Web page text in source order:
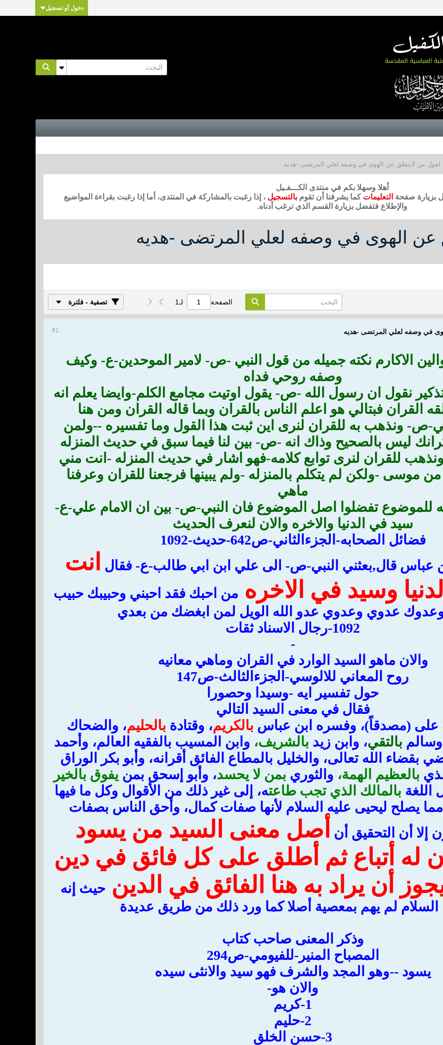
دخول أو تسجيل
لقول من لاينطق عن الهوى في وصفه لعلي المرتضى -هديه
أهلا وسهلا بكم في منتدى الكـــفـيل
بزيارة صفحة التعليمات كما يشرفنا أن تقوم بالتسجيل ، إذا رغبت بالمشاركة في المنتدى، أما إذا رغبت بقراءة المواضيع
والإطلاع فتفضل بزيارة القسم الذي ترغب أدناه.
عن الهوى في وصفه لعلي المرتضى -هديه
الصفحة لـ1 تصفية - فلترة
#1 في وصفه لعلي المرتضى -هديه
الاكارم نكته جميله من قول النبي -ص- لامير الموحدين-ع- وكيف
وصفه روحي فداه
نقول ان رسول الله -ص- يقول اوتيت مجامع الكلم-وايضا يعلم انه
القران فبتالي هو اعلم الناس بالقران وبما قاله القران ومن هنا
ص- ونذهب به للقران لنرى اين ثبت هذا القول وما تفسيره --ولمن
ليس بالصحيح وذاك انه -ص- بين لنا فيما سبق في حديث المنزله
للقران لنرى توابع كلامه-فهو اشار في حديث المنزله -انت مني
موسى -ولكن لم يتكلم بالمنزله -ولم يبينها فرجعنا للقران وعرفنا
ماهي
للموضوع تفضلوا اصل الموضوع فان النبي-ص- بين ان الامام علي-ع-
سيد في الدنيا والاخره والان لنعرف الحديث
فضائل الصحابه-الجزءالثاني-ص642-حديث-1092
عباس قال,بعثني النبي-ص- الى علي ابن ابي طالب-ع- فقال
انت
وسيد في الاخره من احبك فقد احبني وحبيبك حبيب
وعدوك عدوي وعدوي عدو الله الويل لمن ابغضك من بعدي
1092-رجال الاسناد ثقات
-
والان ماهو السيد الوارد في القران وماهي معانيه
روح المعاني للالوسي-الجزءالثالث-ص147
حول تفسير ايه -وسيدا وحصورا
فقال في معنى السيد التالي
‏(‏مصدقاً‏)‏، وفسره ابن عباس بالكريم، وقتادة بالحليم، والضحاك
وسالم بالتقي، وابن زيد بالشريف، وابن المسيب بالفقيه العالم، وأحمد
بقضاء الله تعالى، والخليل بالمطاع الفائق أقرانه، وأبو بكر الوراق
بالعظيم الهمة، والثوري بمن لا يحسد، وأبو إسحق بمن يفوق بالخير
بالمالك الذي تجب طاعته، إلى غير ذلك من الأقوال وكل ما فيها
يصلح ليحيى عليه السلام لأنها صفات كمال، وأحق الناس بصفات
إلا أن التحقيق أن
أصل معنى السيد من يسود
له أتباع ثم أطلق على كل فائق في دين
أن يراد به هنا الفائق في الدينحيث إنه
السلام لم يهم بمعصية أصلا كما ورد ذلك من طريق عديدة‏
وذكر المعنى صاحب كتاب
المصباح المنير-للفيومي-ص294
يسود --وهو المجد والشرف فهو سيد والانثى سيده
والان هو-
1-كريم
2-حليم
3-حسن الخلق